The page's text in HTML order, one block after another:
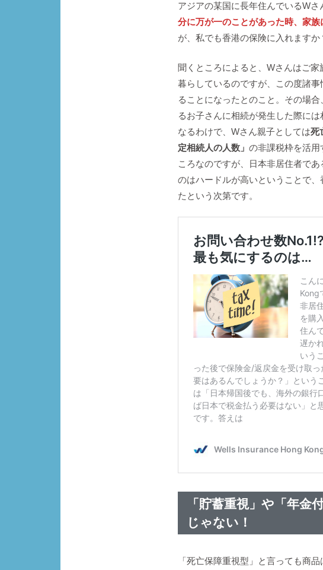
アジアの某国に長年住んでいるW
分に万が一のことがあった時、家
が、私でも香港の保険に入れます
聞くところによると、Wさんはご
暮らしているのですが、この度諸
ることになったとのこと。その場
るお子さんに相続が発生した際に
なるわけで、Wさん親子としては死
定相続人の人数」の非課税枠を活用
ころなのですが、日本非居住者で
のはハードルが高いということで
たという次第です。
「貯蓄重視」や「年金
じゃない！
「死亡保障重視型」と言っても商